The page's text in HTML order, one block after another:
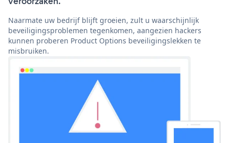
Naarmate uw bedrijf blijft groeien, zult u waarschijnlijk
beveiligingsproblemen tegenkomen, aangezien hackers
kunnen proberen Product Options beveiligingslekken te
misbruiken.